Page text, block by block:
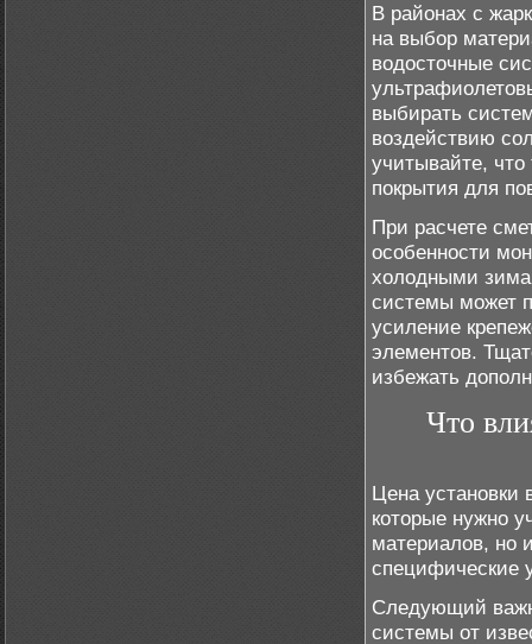
В районах с
на выбор
водосточные
выбирать
воздействию
учитывайте, что
покрытия для
При расчете
особенности
холодными
системы может
усиление
элементов.
избежать
Что
Цена установки
которые нужно
материалов, но
специфические
Следующий
системы от